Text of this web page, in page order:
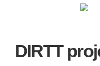
DIRTT